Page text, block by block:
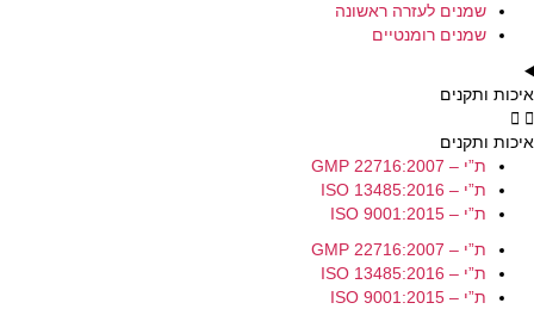
שמנים לעזרה ראשונה
שמנים רומנטיים
איכות ותקנים
איכות ותקנים
ת”י – GMP 22716:2007
ת”י – ISO 13485:2016
ת”י – ISO 9001:2015
ת”י – GMP 22716:2007
ת”י – ISO 13485:2016
ת”י – ISO 9001:2015